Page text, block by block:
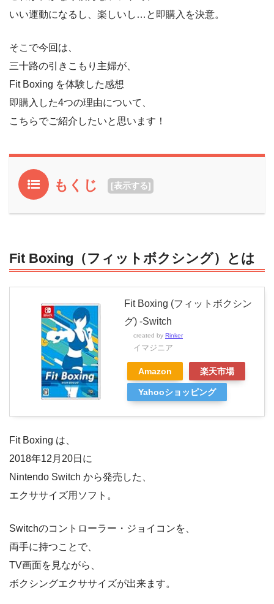
いい運動になるし、楽しいし…と即購入を決意。
そこで今回は、
三十路の引きこもり主婦が、
Fit Boxing を体験した感想
即購入した4つの理由について、
こちらでご紹介したいと思います！
もくじ [表示する]
Fit Boxing（フィットボクシング）とは
Fit Boxing (フィットボクシン
グ) -Switch
created by Rinker
イマジニア
Amazon 楽天市場
Yahooショッピング
Fit Boxing は、
2018年12月20日に
Nintendo Switch から発売した、
エクササイズ用ソフト。
Switchのコントローラー・ジョイコンを、
両手に持つことで、
TV画面を見ながら、
ボクシングエクササイズが出来ます。